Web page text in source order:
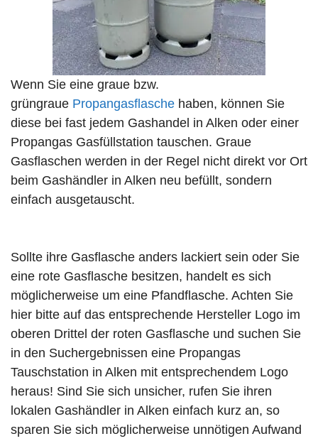
Wenn Sie eine graue bzw.
grüngraue Propangasflasche haben, können Sie
diese bei fast jedem Gashandel in Alken oder einer
Propangas Gasfüllstation tauschen. Graue
Gasflaschen werden in der Regel nicht direkt vor Ort
beim Gashändler in Alken neu befüllt, sondern
einfach ausgetauscht.
Sollte ihre Gasflasche anders lackiert sein oder Sie
eine rote Gasflasche besitzen, handelt es sich
möglicherweise um eine Pfandflasche. Achten Sie
hier bitte auf das entsprechende Hersteller Logo im
oberen Drittel der roten Gasflasche und suchen Sie
in den Suchergebnissen eine Propangas
Tauschstation in Alken mit entsprechendem Logo
heraus! Sind Sie sich unsicher, rufen Sie ihren
lokalen Gashändler in Alken einfach kurz an, so
sparen Sie sich möglicherweise unnötigen Aufwand